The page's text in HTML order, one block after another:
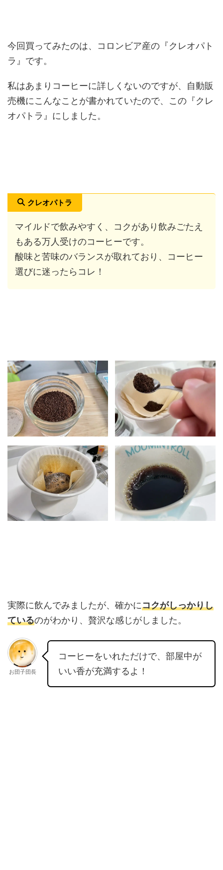
今回買ってみたのは、コロンビア産の『クレオパト
ラ』です。
私はあまりコーヒーに詳しくないのですが、自動販
売機にこんなことが書かれていたので、この『クレ
オパトラ』にしました。
クレオパトラ
マイルドで飲みやすく、コクがあり飲みごたえ
もある万人受けのコーヒーです。
酸味と苦味のバランスが取れており、コーヒー
選びに迷ったらコレ！
実際に飲んでみましたが、確かにコクがしっかりし
ているのがわかり、贅沢な感じがしました。
お団子団長
コーヒーをいれただけで、部屋中が
いい香が充満するよ！